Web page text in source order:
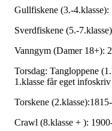
Gullfiskene (3.-
Sverdfiskene (5.-
Vanngym (Damer 18+):
Torsdag: Tangloppene
1.klasse får eget
Torskene
Crawl (8.klasse + ):